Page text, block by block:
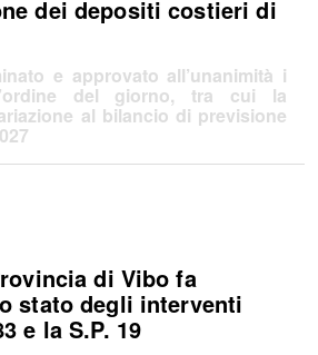
dei depositi costieri di
e approvato all’unanimità i
del giorno, tra cui la
al bilancio di previsione
di Vibo fa
stato degli interventi
e la S.P. 19